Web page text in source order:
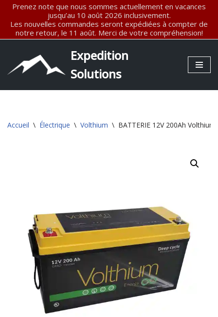
Aller
au
Prenez note que nous sommes actuellement en vacances
jusqu’au 10 août 2026 inclusivement.
Les nouvelles commandes seront expédiées à compter de
notre retour, le 11 août. Merci de votre compréhension!
Expedition
Solutions
Accueil \ Électrique \ Volthium \ BATTERIE 12V 200Ah